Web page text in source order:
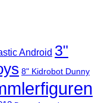
Android 3"
8" Kidrobot Dunny